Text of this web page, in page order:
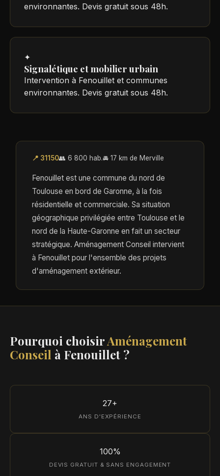
environnantes. Devis gratuit sous 48h.
✦
Signalétique et mobilier urbain
Intervention à Fenouillet et communes
environnantes. Devis gratuit sous 48h.
📍 31150👥 6 800 hab.🚘 17 km de Merville
Fenouillet est une commune du nord de
Toulouse en bord de Garonne, à la fois
résidentielle et commerciale. Sa situation
géographique privilégiée entre Toulouse et le
nord de la Haute-Garonne en fait un secteur
stratégique. Aménagement Conseil intervient
à Fenouillet pour l'ensemble des projets
d'aménagement extérieur.
Pourquoi choisirAménagement
Conseil à Fenouillet ?
27+
ANS D'EXPÉRIENCE
100%
DEVIS GRATUIT & SANS ENGAGEMENT